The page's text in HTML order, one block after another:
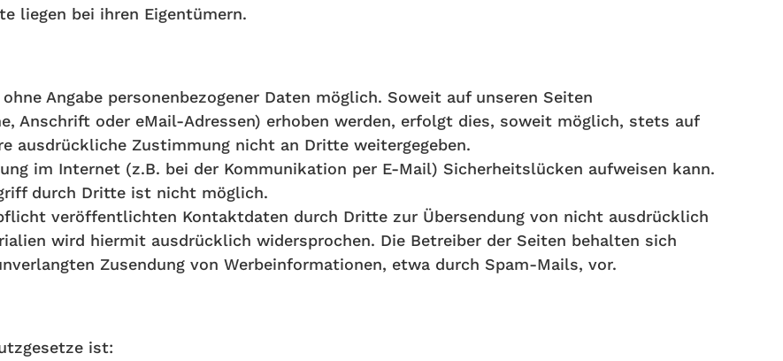
liegen bei ihren Eigentümern.
Angabe personenbezogener Daten möglich. Soweit auf unseren Seiten
Anschrift oder eMail-Adressen) erhoben werden, erfolgt dies, soweit möglich, stets auf
ausdrückliche Zustimmung nicht an Dritte weitergegeben.
im Internet (z.B. bei der Kommunikation per E-Mail) Sicherheitslücken aufweisen kann.
durch Dritte ist nicht möglich.
veröffentlichten Kontaktdaten durch Dritte zur Übersendung von nicht ausdrücklich
wird hiermit ausdrücklich widersprochen. Die Betreiber der Seiten behalten sich
Zusendung von Werbeinformationen, etwa durch Spam-Mails, vor.
ist: